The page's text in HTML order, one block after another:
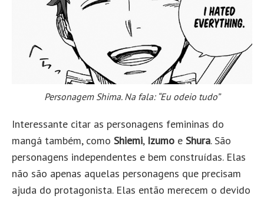
Personagem Shima. Na fala: “Eu odeio tudo”
Interessante citar as personagens femininas do
mangá também, como Shiemi, Izumo e Shura. São
personagens independentes e bem construídas. Elas
não são apenas aquelas personagens que precisam
ajuda do protagonista. Elas então merecem o devido